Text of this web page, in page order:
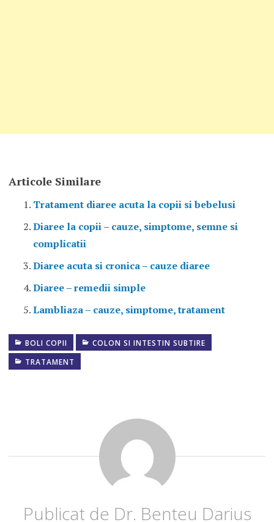
Articole Similare
Tratament diaree acuta la copii si bebelusi
Diaree la copii – cauze, simptome, semne si
complicatii
Diaree acuta si cronica – cauze diaree
Diaree – remedii simple
Lambliaza – cauze, simptome, tratament
BOLI COPII
COLON SI INTESTIN SUBTIRE
TRATAMENT
MEDICAMENTE
DIAREE
Publicat de Dr. Benteu Darius